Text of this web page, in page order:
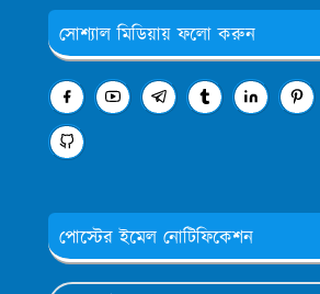
সোশ্যাল মিডিয়ায় ফলো করুন
পোস্টের ইমেল নোটিফিকেশন